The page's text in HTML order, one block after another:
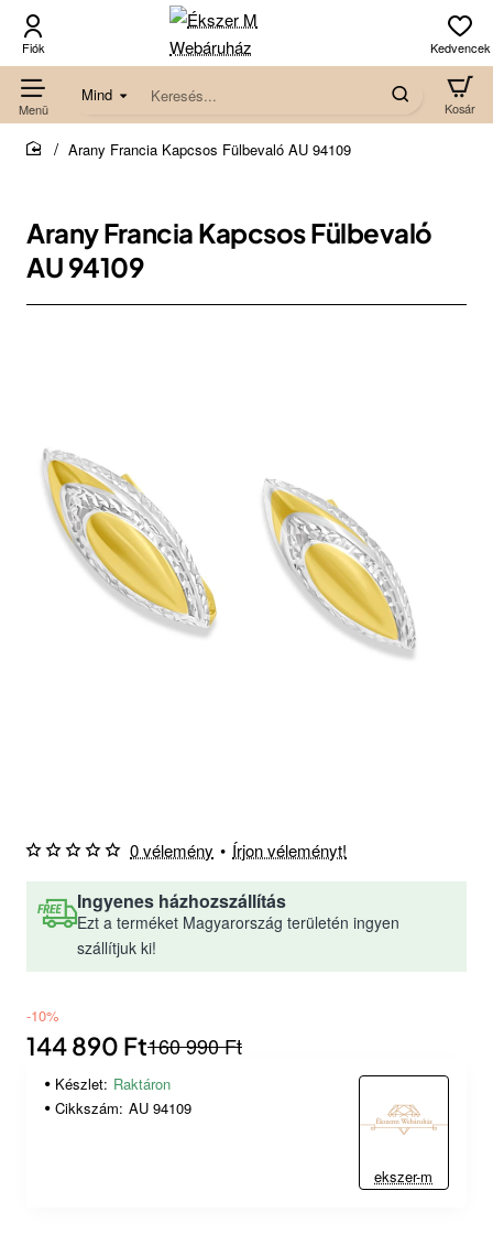
Mind
Keresés...
Arany Francia Kapcsos Fülbevaló AU 94109
Arany Francia Kapcsos Fülbevaló
AU 94109
Ingyenes házhozszállítás
Ezt a terméket Magyarország területén ingyen
szállítjuk ki!
0 vélemény • Írjon véleményt!
-10%
144 890 Ft160 990 Ft
Készlet: Raktáron
Cikkszám: AU 94109
ekszer-m